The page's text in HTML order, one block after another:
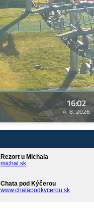
16:02
4. 8. 2026
Rezort u Michala
michal.sk
Chata pod Kýčerou
www.chatapodkycerou.sk